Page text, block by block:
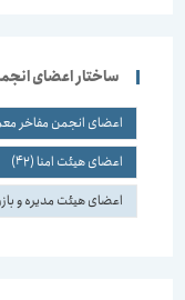
ساختار اعضای انجمن
اعضای انجمن مفاخر
اعضای هیئت امنا (42)
اعضای هیئت مدیره و